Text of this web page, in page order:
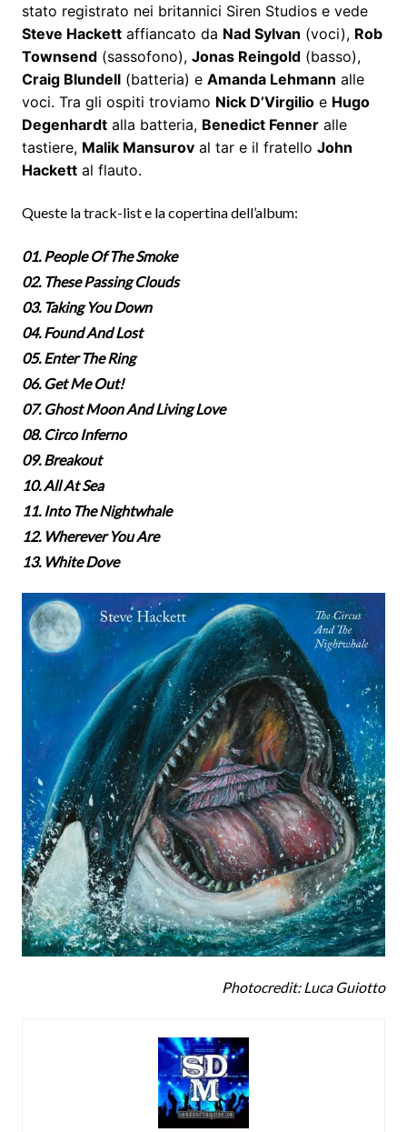
stato registrato nei britannici Siren Studios e vede
Steve Hackettaffiancato da Nad Sylvan (voci), Rob
Townsend(sassofono), Jonas Reingold(basso),
Craig Blundell(batteria) e Amanda Lehmann alle
voci. Tra gli ospiti troviamo Nick D’Virgilioe Hugo
Degenhardtalla batteria, Benedict Fenneralle
tastiere, Malik Mansuroval tar e il fratello John
Hackettal flauto.
Queste la track-list e la copertina dell’album:
01. People Of The Smoke
02. These Passing Clouds
03. Taking You Down
04. Found And Lost
05. Enter The Ring
06. Get Me Out!
07. Ghost Moon And Living Love
08. Circo Inferno
09. Breakout
10. All At Sea
11. Into The Nightwhale
12. Wherever You Are
13. White Dove
Photocredit: Luca Guiotto